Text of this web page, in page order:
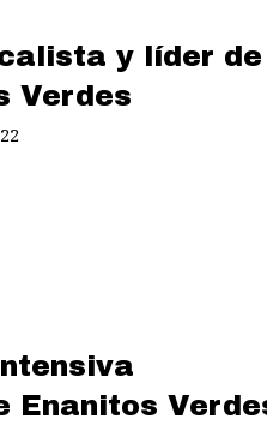
y líder de
Verdes
Enanitos